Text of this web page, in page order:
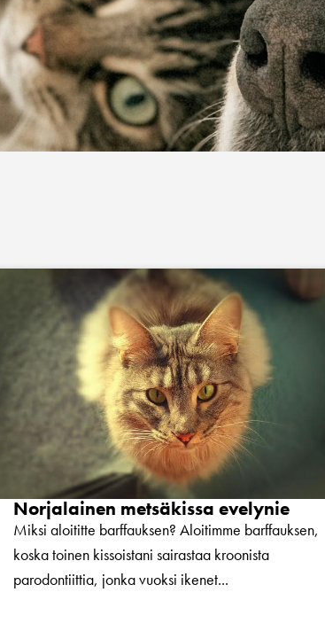
Norjalainen metsäkissa evelynie
Miksi aloititte barffauksen? Aloitimme barffauksen,
koska toinen kissoistani sairastaa kroonista
parodontiittia, jonka vuoksi ikenet...